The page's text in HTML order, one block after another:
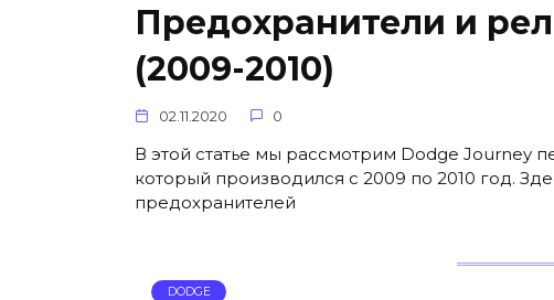
Предохранители и
(2009-2010)
02.11.2020 0
В этой статье мы рассмотрим Dodge Journey
который производился с 2009 по 2010 год.
предохранителей
DODGE